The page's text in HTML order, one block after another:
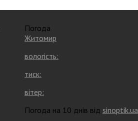
Погода
Житомир
вологість:
тиск:
вітер:
Погода на 10 днів від sinoptik.ua